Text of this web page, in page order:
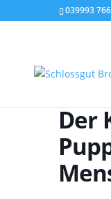
039993
Der